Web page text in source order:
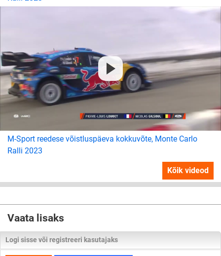
M-Sport reedese võistluspäeva kokkuvõte, Monte Carlo
Ralli 2023
Kõik videod
Vaata lisaks
Logi sisse või registreeri kasutajaks